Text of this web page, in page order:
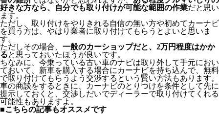
好きな方なら、自分でも取り付けが可能な範囲の作業だと思い
ます。
ただし、取り付けをやりきれる自信の無い方や初めてカーナビ
を買う方は、やはり業者に取り付けてもらうとよいと思いま
す。
ただしその場合、 一般のカーショップだと、2万円程度はかか
ると思っておいたほうが良いです。
ちなみに、今乗っている古い車のナビは取り外して手元におい
ておいて、新車を購入する場合にカーナビを持ち込んで、無料
で取り付けてもらうよう交渉するという賢い方法もあります。
車の商談をするときに、カーナビのとりつけを条件として先に
提示しておくと、交渉しだいでディーラーで取り付けてくれる
可能性もありますよ。
■こちらの記事もオススメです